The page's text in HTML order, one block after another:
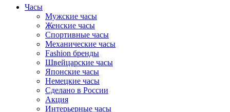
Часы
Мужские часы
Женские часы
Спортивные часы
Механические часы
Fashion бренды
Швейцарские часы
Японские часы
Немецкие часы
Сделано в России
Акция
Интерьерные часы